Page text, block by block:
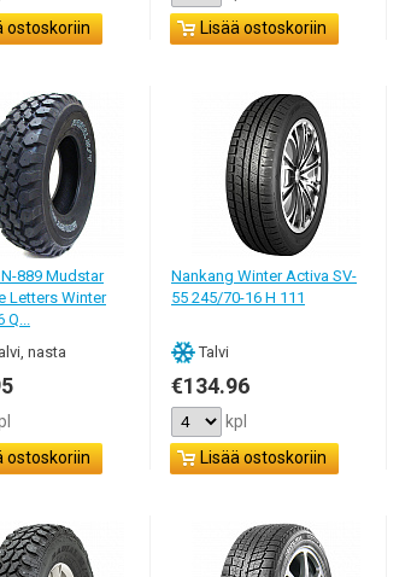
ostoskoriin
Lisää ostoskoriin
889 Mudstar
Letters Winter
Q...
nasta
ostoskoriin
Nankang Winter Activa SV-
55 245/70-16 H 111
Talvi
€134.96
kpl
Lisää ostoskoriin